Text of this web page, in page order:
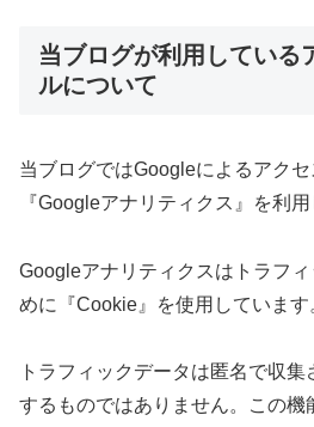
当ブログが利用している
ルについて
当ブログではGoogleによるアクセ
『Googleアナリティクス』を利用
Googleアナリティクスはトラフ
めに『Cookie』を使用しています
トラフィックデータは匿名で収
するものではありません。この機